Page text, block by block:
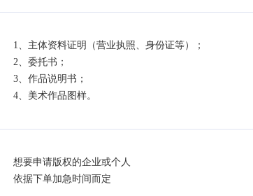
1、主体资料证明（营业执照、身份证等）；
2、委托书；
3、作品说明书；
4、美术作品图样。
想要申请版权的企业或个人
依据下单加急时间而定